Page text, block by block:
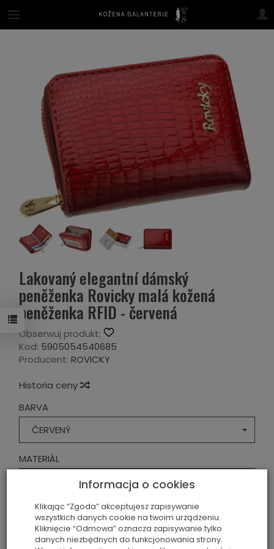
Lakovaný elegantní dámský
peněženka Rovicky malá kožená
peněženka RFID - červená
Obserwuj produkt:
Kod: 5905054540685
Producent: ROVICKY
Historia ceny
BARVA
ČERVENÝ
MATERIÁL
PŘÍRODNÍ KŮŽE
379,00 Kč
Informacja o cookies
Klikając “Zgoda” akceptujesz zapisywanie
wszystkich danych cookie na twoim urządzeniu.
Kliknięcie “Odmowa” oznacza zapisywanie tylko
danych niezbędnych do funkcjonowania strony.